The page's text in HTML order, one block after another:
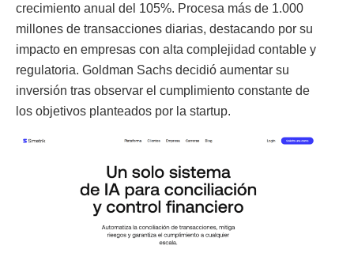
crecimiento anual del 105%. Procesa más de 1.000
millones de transacciones diarias, destacando por su
impacto en empresas con alta complejidad contable y
regulatoria. Goldman Sachs decidió aumentar su
inversión tras observar el cumplimiento constante de
los objetivos planteados por la startup.